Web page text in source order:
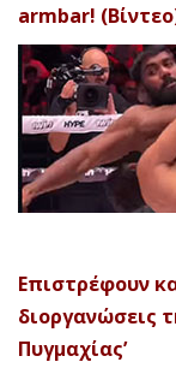
armbar!
Επιστρέφουν
διοργανώσεις
Πυγμαχίας’